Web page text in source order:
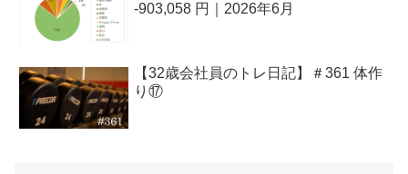
-903,058 円｜2026年6月
【32歳会社員のトレ日記】＃361 体作
り⑰